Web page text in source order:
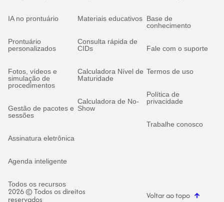
IA no prontuário
Prontuário
personalizados
Fotos, vídeos e
simulação de
procedimentos
Gestão de pacotes e
sessões
Assinatura eletrônica
Agenda inteligente
Todos os recursos
Materiais educativos
Consulta rápida de
CIDs
Calculadora Nível de
Maturidade
Calculadora de No-
Show
Base de
conhecimento
Fale com o suporte
Termos de uso
Política de
privacidade
Trabalhe conosco
2026 © Todos os direitos
reservados Voltar ao topo